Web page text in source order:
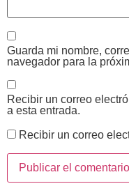
Guarda mi nombre,
navegador para la
Recibir un correo
a esta entrada.
Recibir un correo